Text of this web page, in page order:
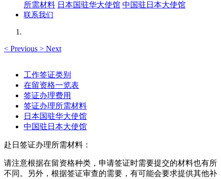
所需材料 日本国驻华大使馆 中国驻日本大使馆
联系我们
< Previous > Next
工作签证类别
在留资格一览表
签证办理费用
签证办理所需材料
日本国驻华大使馆
中国驻日本大使馆
赴日签证办理所需材料：
请注意根据在留资格种类，申请签证时需要提交的材料也有所
不同。另外，根据签证审查的需要，有可能会要求提供其他补